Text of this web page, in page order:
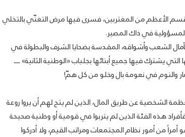
الأعظم من المغتربين، فسرى فيها مرض التغنّي بالتخلي
في ذاك المصير.
الشعب وأشواقه، المقدسة بضحايا الشرف والبطولة في
يشترك فيها جميع أبنائها بجلباب «الوطنية الثانية» ــــ
والنوم في نعومة بال وخلو من كل همّ!
الشخصية عن طريق المال، الذين لم يتح لهم أن يروا روعة
هذه الفئة الذين لم يتربوا في قومية أو وطنية صحيحة
من أمور نظام المجتمعات ومراتب القيم، ولا أدركوا